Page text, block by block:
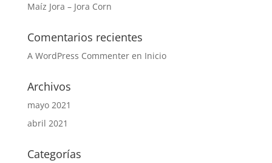
Maíz Jora – Jora Corn
Comentarios recientes
A WordPress Commenteren Inicio
Archivos
mayo 2021
abril 2021
Categorías